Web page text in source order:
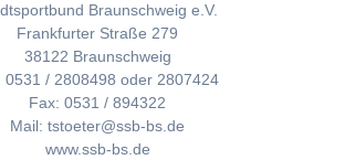
Braunschweig e.V.
Frankfurter Straße 279
38122 Braunschweig
0531 / 2808498 oder 2807424
Fax: 0531 / 894322
Mail: tstoeter@ssb-bs.de
www.ssb-bs.de